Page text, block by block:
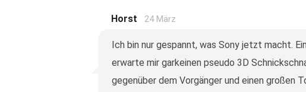
Horst 24 März
Ich bin nur gespannt, was Sony jetzt macht.
erwarte mir garkeinen pseudo 3D
gegenüber dem Vorgänger und einen großen